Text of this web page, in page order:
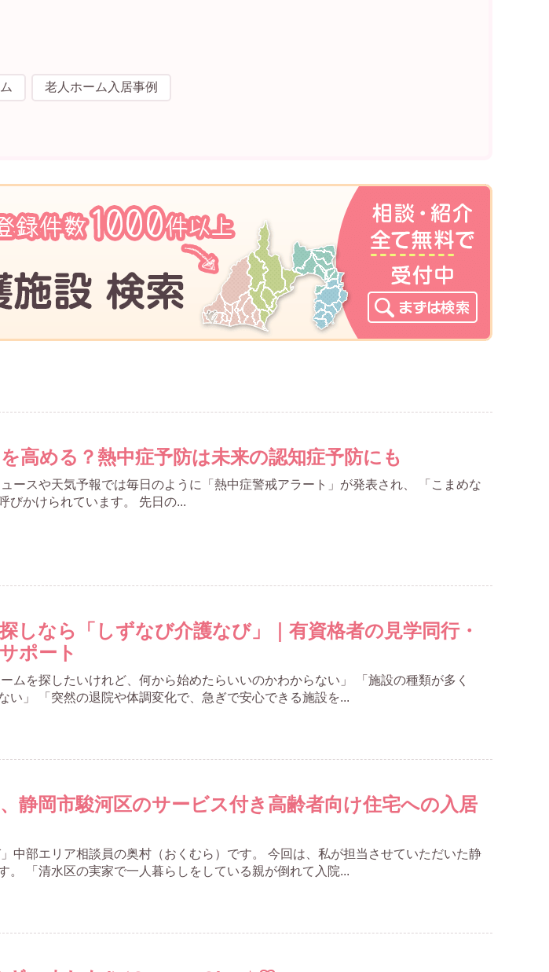
老人ホーム入居事例
高める？熱中症予防は未来の認知症予防にも
ースや天気予報では毎日のように「熱中症警戒アラート」が発表され、 「こまめな
びかけられています。 先日の...
しなら「しずなび介護なび」｜有資格者の見学同行・
ポート
ムを探したいけれど、何から始めたらいいのかわからない」 「施設の種類が多く
い」 「突然の退院や体調変化で、急ぎで安心できる施設を...
静岡市駿河区のサービス付き高齢者向け住宅への入居
中部エリア相談員の奥村（おくむら）です。 今回は、私が担当させていただいた静
。 「清水区の実家で一人暮らしをしている親が倒れて入院...